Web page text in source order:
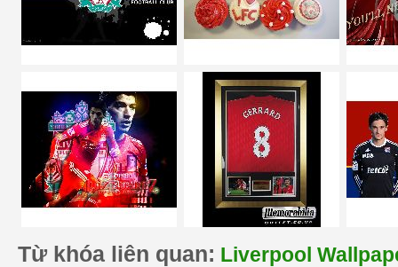
Từ khóa liên quan: Liverpool